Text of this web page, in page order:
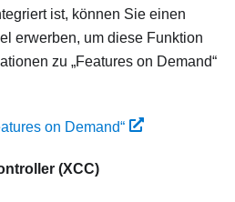
ist, können Sie einen
erwerben, um diese Funktion
zu „Features on Demand“
on Demand“
(XCC)